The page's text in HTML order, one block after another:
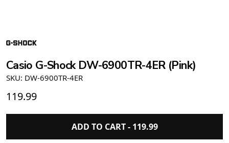
Casio G-Shock DW-6900TR-4ER (Pink)
SKU: DW-6900TR-4ER
119.99
ADD TO CART - 119.99